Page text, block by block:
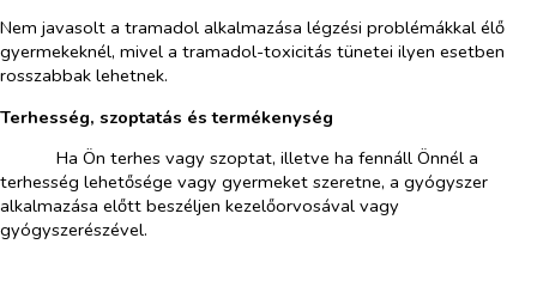
Nem javasolt a tramadol alkalmazása légzési problémákkal élő
gyermekeknél, mivel a tramadol-toxicitás tünetei ilyen esetben
rosszabbak lehetnek.
Terhesség, szoptatás és termékenység
Ha Ön terhes vagy szoptat, illetve ha fennáll Önnél a
terhesség lehetősége vagy gyermeket szeretne, a gyógyszer
alkalmazása előtt beszéljen kezelőorvosával vagy
gyógyszerészével.